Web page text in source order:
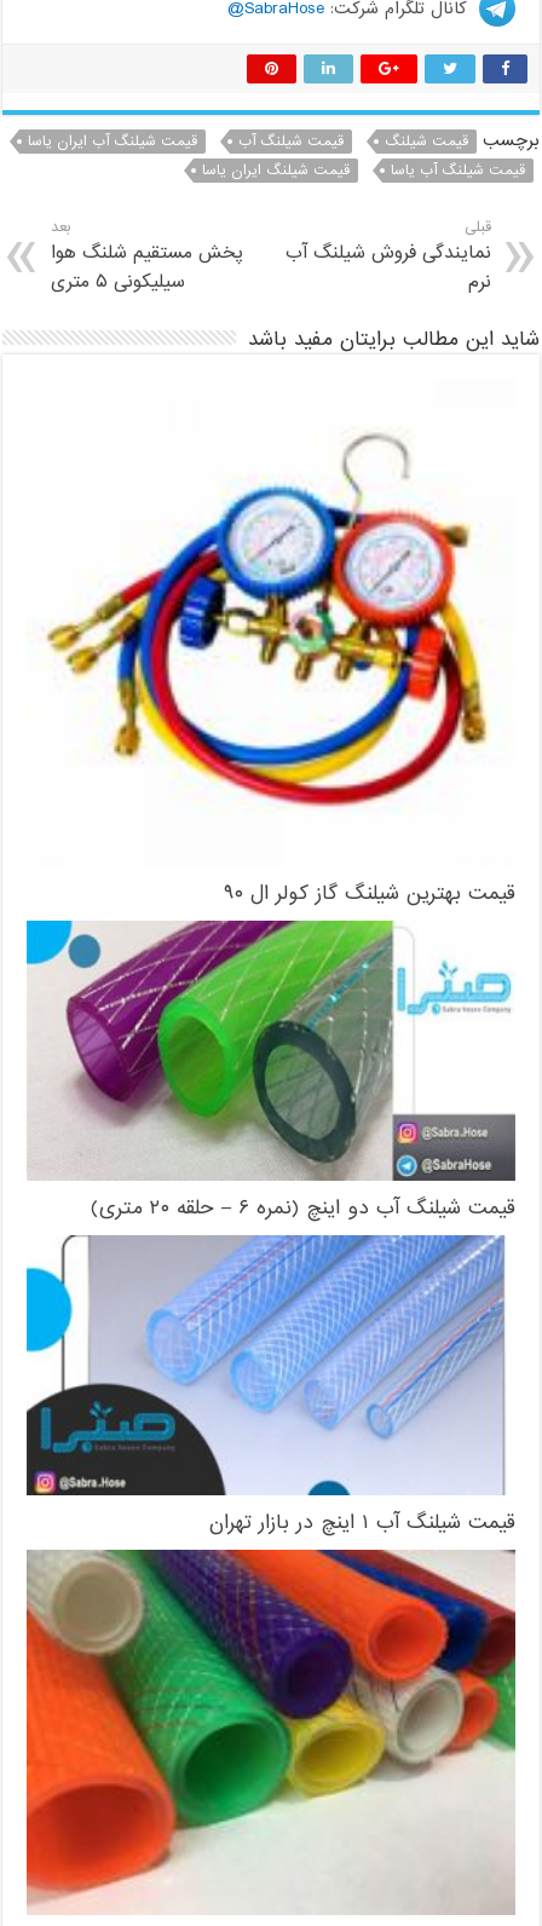
کانال تلگرام شرکت:SabraHose@
برچسب قیمت شیلنگ قیمت شیلنگ آب
قیمت شیلنگ آب ایران یاسا
قیمت شیلنگ آب یاسا
قیمت شیلنگ ایران یاسا
قبلی
نمایندگی فروش شیلنگ آب
نرم
بعد
پخش مستقیم شلنگ هوا
سیلیکونی ۵ متری
شاید این مطالب برایتان مفید باشد
قیمت بهترین شیلنگ گاز کولر ال ۹۰
قیمت شیلنگ آب دو اینچ (نمره ۶ – حلقه ۲۰ متری)
قیمت شیلنگ آب ۱ اینچ در بازار تهران